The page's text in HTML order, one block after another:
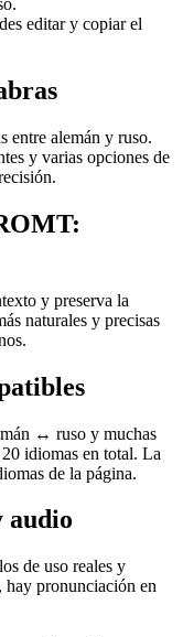
editar y copiar el
entre alemán y ruso.
y varias opciones de
y preserva la
naturales y precisas
↔ ruso y muchas
idiomas en total. La
de la página.
audio
de uso reales y
hay pronunciación en